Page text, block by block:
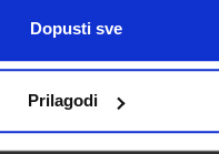
Dopusti sve
Prilagodi
bi primali informacije o
pogodnostima